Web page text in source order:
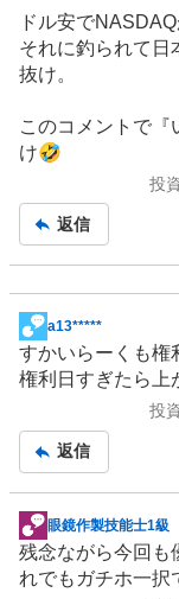
ドル安で
それに釣られて日
抜け。
このコメントで『
け🤣
投
返信
掲
示
板
a13*****
すかいらーくも権
権利日すぎたら上
投
返信
掲
示
板
眼鏡作製技能士1級
残念ながら今回も
れでもガチホ一択